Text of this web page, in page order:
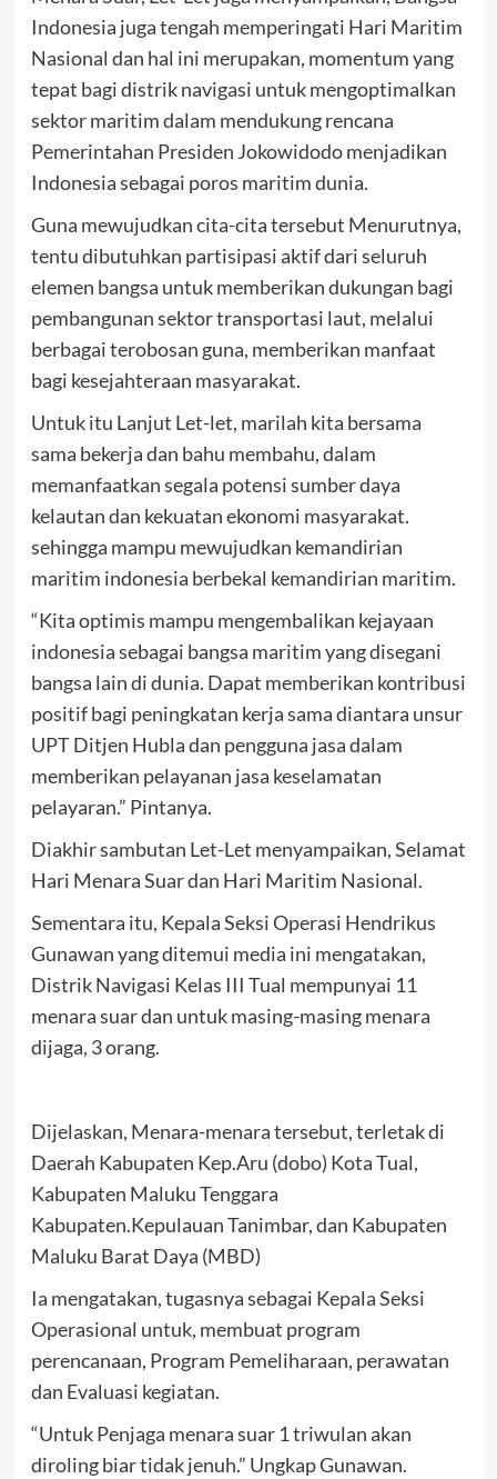
Indonesia juga tengah memperingati Hari Maritim
Nasional dan hal ini merupakan, momentum yang
tepat bagi distrik navigasi untuk mengoptimalkan
sektor maritim dalam mendukung rencana
Pemerintahan Presiden Jokowidodo menjadikan
Indonesia sebagai poros maritim dunia.
Guna mewujudkan cita-cita tersebut Menurutnya,
tentu dibutuhkan partisipasi aktif dari seluruh
elemen bangsa untuk memberikan dukungan bagi
pembangunan sektor transportasi laut, melalui
berbagai terobosan guna, memberikan manfaat
bagi kesejahteraan masyarakat.
Untuk itu Lanjut Let-let, marilah kita bersama
sama bekerja dan bahu membahu, dalam
memanfaatkan segala potensi sumber daya
kelautan dan kekuatan ekonomi masyarakat.
sehingga mampu mewujudkan kemandirian
maritim indonesia berbekal kemandirian maritim.
“Kita optimis mampu mengembalikan kejayaan
indonesia sebagai bangsa maritim yang disegani
bangsa lain di dunia. Dapat memberikan kontribusi
positif bagi peningkatan kerja sama diantara unsur
UPT Ditjen Hubla dan pengguna jasa dalam
memberikan pelayanan jasa keselamatan
pelayaran.” Pintanya.
Diakhir sambutan Let-Let menyampaikan, Selamat
Hari Menara Suar dan Hari Maritim Nasional.
Sementara itu, Kepala Seksi Operasi Hendrikus
Gunawan yang ditemui media ini mengatakan,
Distrik Navigasi Kelas III Tual mempunyai 11
menara suar dan untuk masing-masing menara
dijaga, 3 orang.
Dijelaskan, Menara-menara tersebut, terletak di
Daerah Kabupaten Kep.Aru (dobo) Kota Tual,
Kabupaten Maluku Tenggara
Kabupaten.Kepulauan Tanimbar, dan Kabupaten
Maluku Barat Daya (MBD)
Ia mengatakan, tugasnya sebagai Kepala Seksi
Operasional untuk, membuat program
perencanaan, Program Pemeliharaan, perawatan
dan Evaluasi kegiatan.
“Untuk Penjaga menara suar 1 triwulan akan
diroling biar tidak jenuh.” Ungkap Gunawan.